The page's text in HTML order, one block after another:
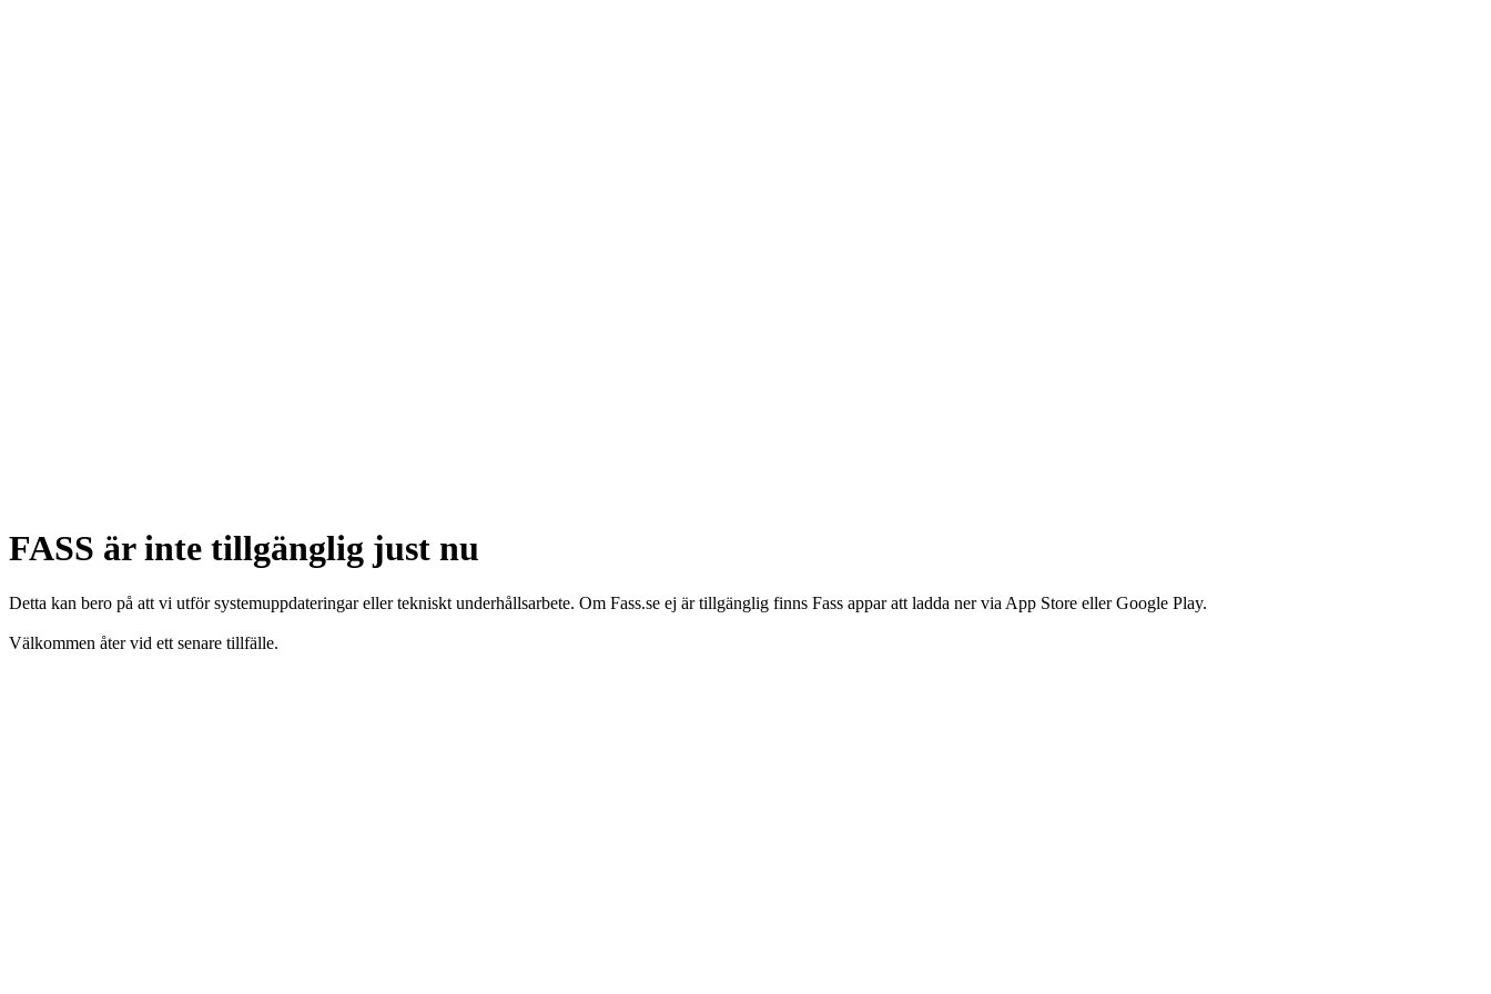
FASS är inte tillgänglig just nu
Detta kan bero på att vi utför systemuppdateringar eller tekniskt underhållsarbete. Om Fass.se ej är tillgänglig finns Fass appar att ladda ner via App Store eller Google Play.
Välkommen åter vid ett senare tillfälle.